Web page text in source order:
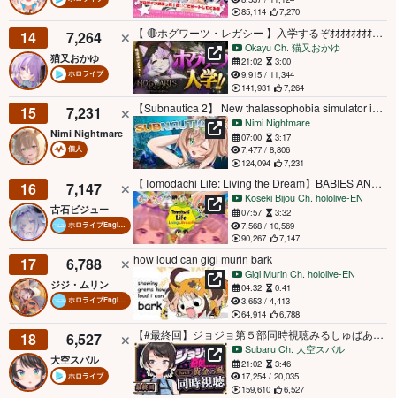
85,114
7,270
14 7,264
猫又おかゆ
ホロライブ
【 🔴ホグワーツ・レガシー 】入学するぞｵｵｵｵｵｵｵｵｵｵｵ🔥【 猫又おかゆ/ホロライブ 】
Okayu Ch. 猫又おかゆ
21:02
3:00
9,915 / 11,344
141,931
7,264
15 7,231
Nimi Nightmare
個人
【Subnautica 2】 New thalassophobia simulator is out and I'm diving in! + ANNOUNCEMENT!!!
Nimi Nightmare
07:00
3:17
7,477 / 8,806
124,094
7,231
16 7,147
古石ビジュー
ホロライブEnglish
【Tomodachi Life: Living the Dream】BABIES AND RAGE
Koseki Bijou Ch. hololive-EN
07:57
3:32
7,568 / 10,569
90,267
7,147
17 6,788
ジジ・ムリン
ホロライブEnglish
how loud can gigi murin bark
Gigi Murin Ch. hololive-EN
04:32
0:41
3,653 / 4,413
64,914
6,788
18 6,527
大空スバル
ホロライブ
【#最終回】ジョジョ第５部同時視聴みるしゅばあああああああああああああああああああああ！！！！：JoJo's Bizarre Adventure: Golden Wind【ホロライブ/大空スバル】
Subaru Ch. 大空スバル
21:02
3:46
17,254 / 20,035
159,610
6,527